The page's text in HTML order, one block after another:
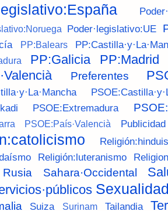
Poder·legislativo:UE
PP:Balears
PP:Galicia
PP:Madrid
Preferentes
PSOE:Extremadura
PSOE:País·Valencià Publicidad
Religión:luteranismo
Rusia Sahara·Occidental
Suiza Surinam Tailandia